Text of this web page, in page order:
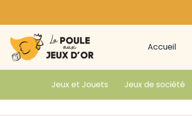
Accueil
Jeux et Jouets Jeux de société